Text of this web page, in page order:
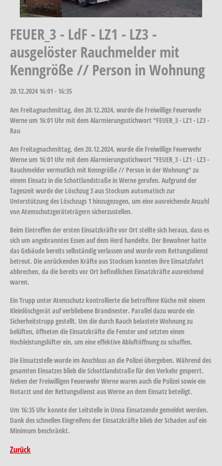
FEUER_3 - LdF - LZ1 - LZ3 -
ausgelöster Rauchmelder mit
Kenngröße // Person in Wohnung
20.12.202416:01 - 16:35
Am Freitagnachmittag, den 20.12.2024, wurde die Freiwillige Feuerwehr
Werne um 16:01 Uhr mit dem Alarmierungsstichwort "FEUER_3 - LZ1 - LZ3 -
Rau
Am Freitagnachmittag, den 20.12.2024, wurde die Freiwillige Feuerwehr
Werne um 16:01 Uhr mit dem Alarmierungsstichwort "FEUER_3 - LZ1 - LZ3 -
Rauchmelder vermutlich mit Kenngröße // Person in der Wohnung" zu
einem Einsatz in die Schottlandstraße in Werne gerufen. Aufgrund der
Tageszeit wurde der Löschzug 3 aus Stockum automatisch zur
Unterstützung des Löschzugs 1 hinzugezogen, um eine ausreichende Anzahl
von Atemschutzgeräteträgern sicherzustellen.
Beim Eintreffen der ersten Einsatzkräfte vor Ort stellte sich heraus, dass es
sich um angebranntes Essen auf dem Herd handelte. Der Bewohner hatte
das Gebäude bereits selbständig verlassen und wurde vom Rettungsdienst
betreut. Die anrückenden Kräfte aus Stockum konnten ihre Einsatzfahrt
abbrechen, da die bereits vor Ort befindlichen Einsatzkräfte ausreichend
waren.
Ein Trupp unter Atemschutz kontrollierte die betroffene Küche mit einem
Kleinlöschgerät auf verbliebene Brandnester. Parallel dazu wurde ein
Sicherheitstrupp gestellt. Um die durch Rauch belastete Wohnung zu
belüften, öffneten die Einsatzkräfte die Fenster und setzten einen
Hochleistungslüfter ein, um eine effektive Abluftöffnung zu schaffen.
Die Einsatzstelle wurde im Anschluss an die Polizei übergeben. Während des
gesamten Einsatzes blieb die Schottlandstraße für den Verkehr gesperrt.
Neben der Freiwilligen Feuerwehr Werne waren auch die Polizei sowie ein
Notarzt und der Rettungsdienst aus Werne an dem Einsatz beteiligt.
Um 16:35 Uhr konnte der Leitstelle in Unna Einsatzende gemeldet werden.
Dank des schnellen Eingreifens der Einsatzkräfte blieb der Schaden auf ein
Minimum beschränkt.
Zurück